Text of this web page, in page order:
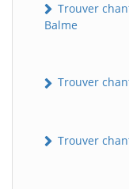
Trouver
Balme
Trouver
Trouver